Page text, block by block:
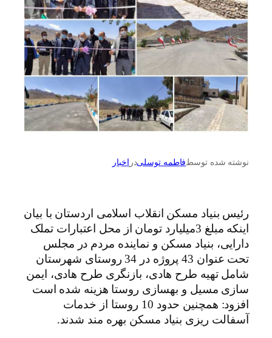
نوشته شده توسطفاطمه توسلیدر اخبار
رئیس بنیاد مسکن انقلاب اسلامی اردستان با بیان
اینکه مبلغ 3میلیارد تومان از محل اعتبارات تملک
دارایی، بنیاد مسکن و نماینده مردم در مجلس
تحت عنوان 43 پروژه در 34 روستای شهرستان
شامل تهیه طرح هادی، بازنگری طرح هادی، ایمن
سازی مسیل و بهسازی روستا هزینه شده است
افزود: همچنین حدود 10 روستا از خدمات
آسفالت ریزی بنیاد مسکن بهره مند شدند.